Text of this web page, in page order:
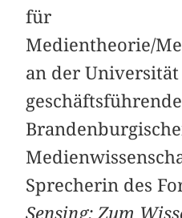
für
Medientheorie/
an der Universität
Sprecherin des
Sensing: Zum